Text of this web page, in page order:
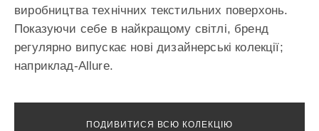
виробництва технічних текстильних поверхонь.
Показуючи себе в найкращому світлі, бренд
регулярно випускає нові дизайнерські колекції;
наприклад-Allure.
ПОДИВИТИСЯ ВСЮ КОЛЕКЦІЮ